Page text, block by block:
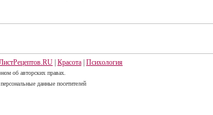
Красота Психология
об авторских правах.
данные посетителей